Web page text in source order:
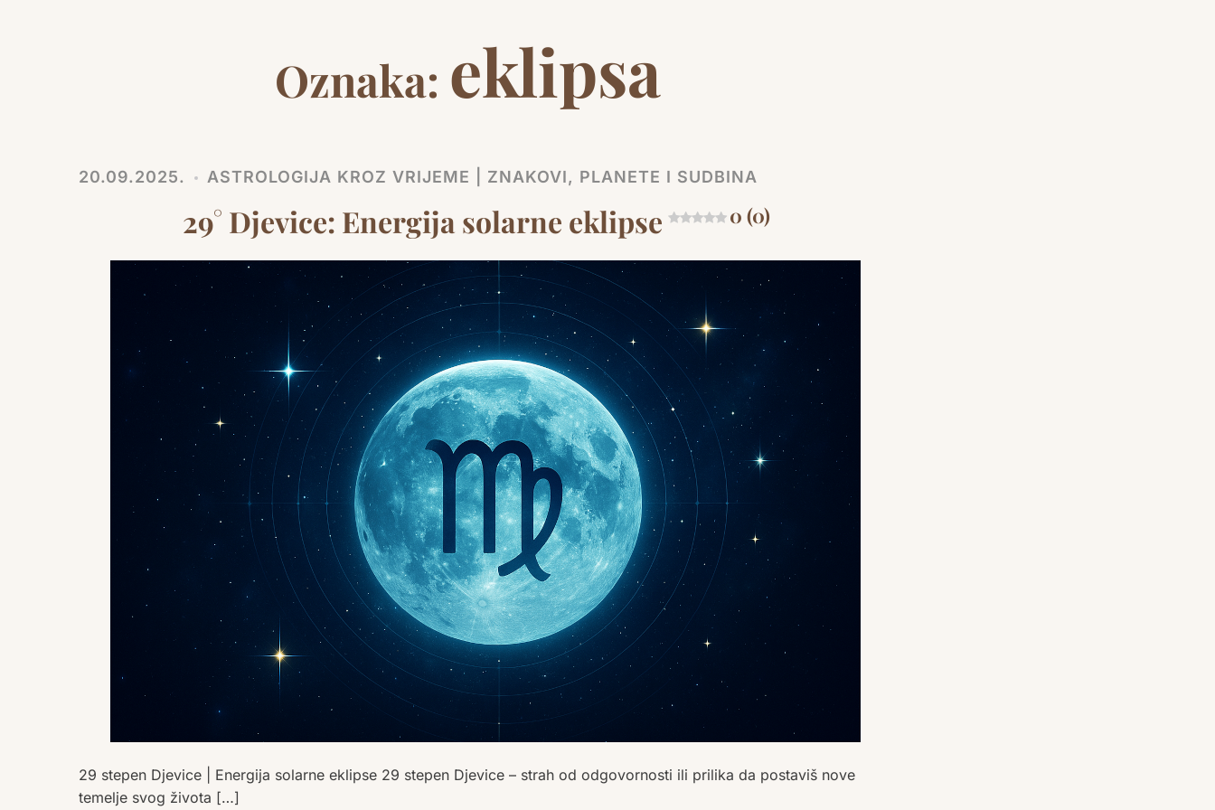
Oznaka: eklipsa
20.09.2025. ASTROLOGIJA KROZ VRIJEME | ZNAKOVI, PLANETE I SUDBINA
29° Djevice: Energija solarne eklipse 0 (0)
29 stepen Djevice | Energija solarne eklipse 29 stepen Djevice – strah od odgovornosti ili prilika da postaviš nove
temelje svog života […]